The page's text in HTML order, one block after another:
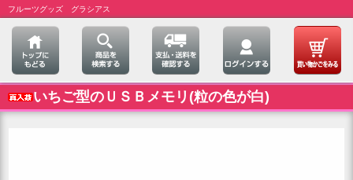
フルーツグッズ グラシアス
いちご型のＵＳＢメモリ(粒の色が白)